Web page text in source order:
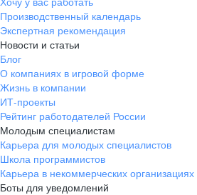
Производственный календарь
Экспертная рекомендация
Новости и статьи
Блог
О компаниях в игровой форме
Жизнь в компании
ИТ-проекты
Рейтинг работодателей России
Молодым специалистам
Карьера для молодых специалистов
Школа программистов
Карьера в некоммерческих организациях
Боты для уведомлений